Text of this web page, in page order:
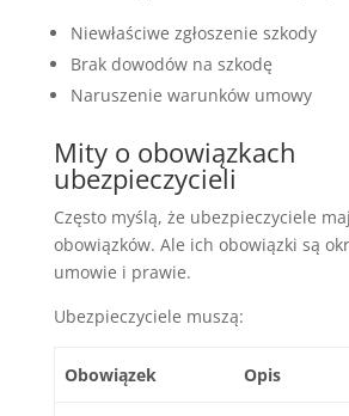
Niewłaściwe zgłoszenie szkody
Brak dowodów na szkodę
Naruszenie warunków umowy
Mity o obowiązkach
ubezpieczycieli
Często myślą, że ubezpieczyciele
obowiązków. Ale ich obowiązki są
umowie i prawie.
Ubezpieczyciele muszą:
Obowiązek Opis